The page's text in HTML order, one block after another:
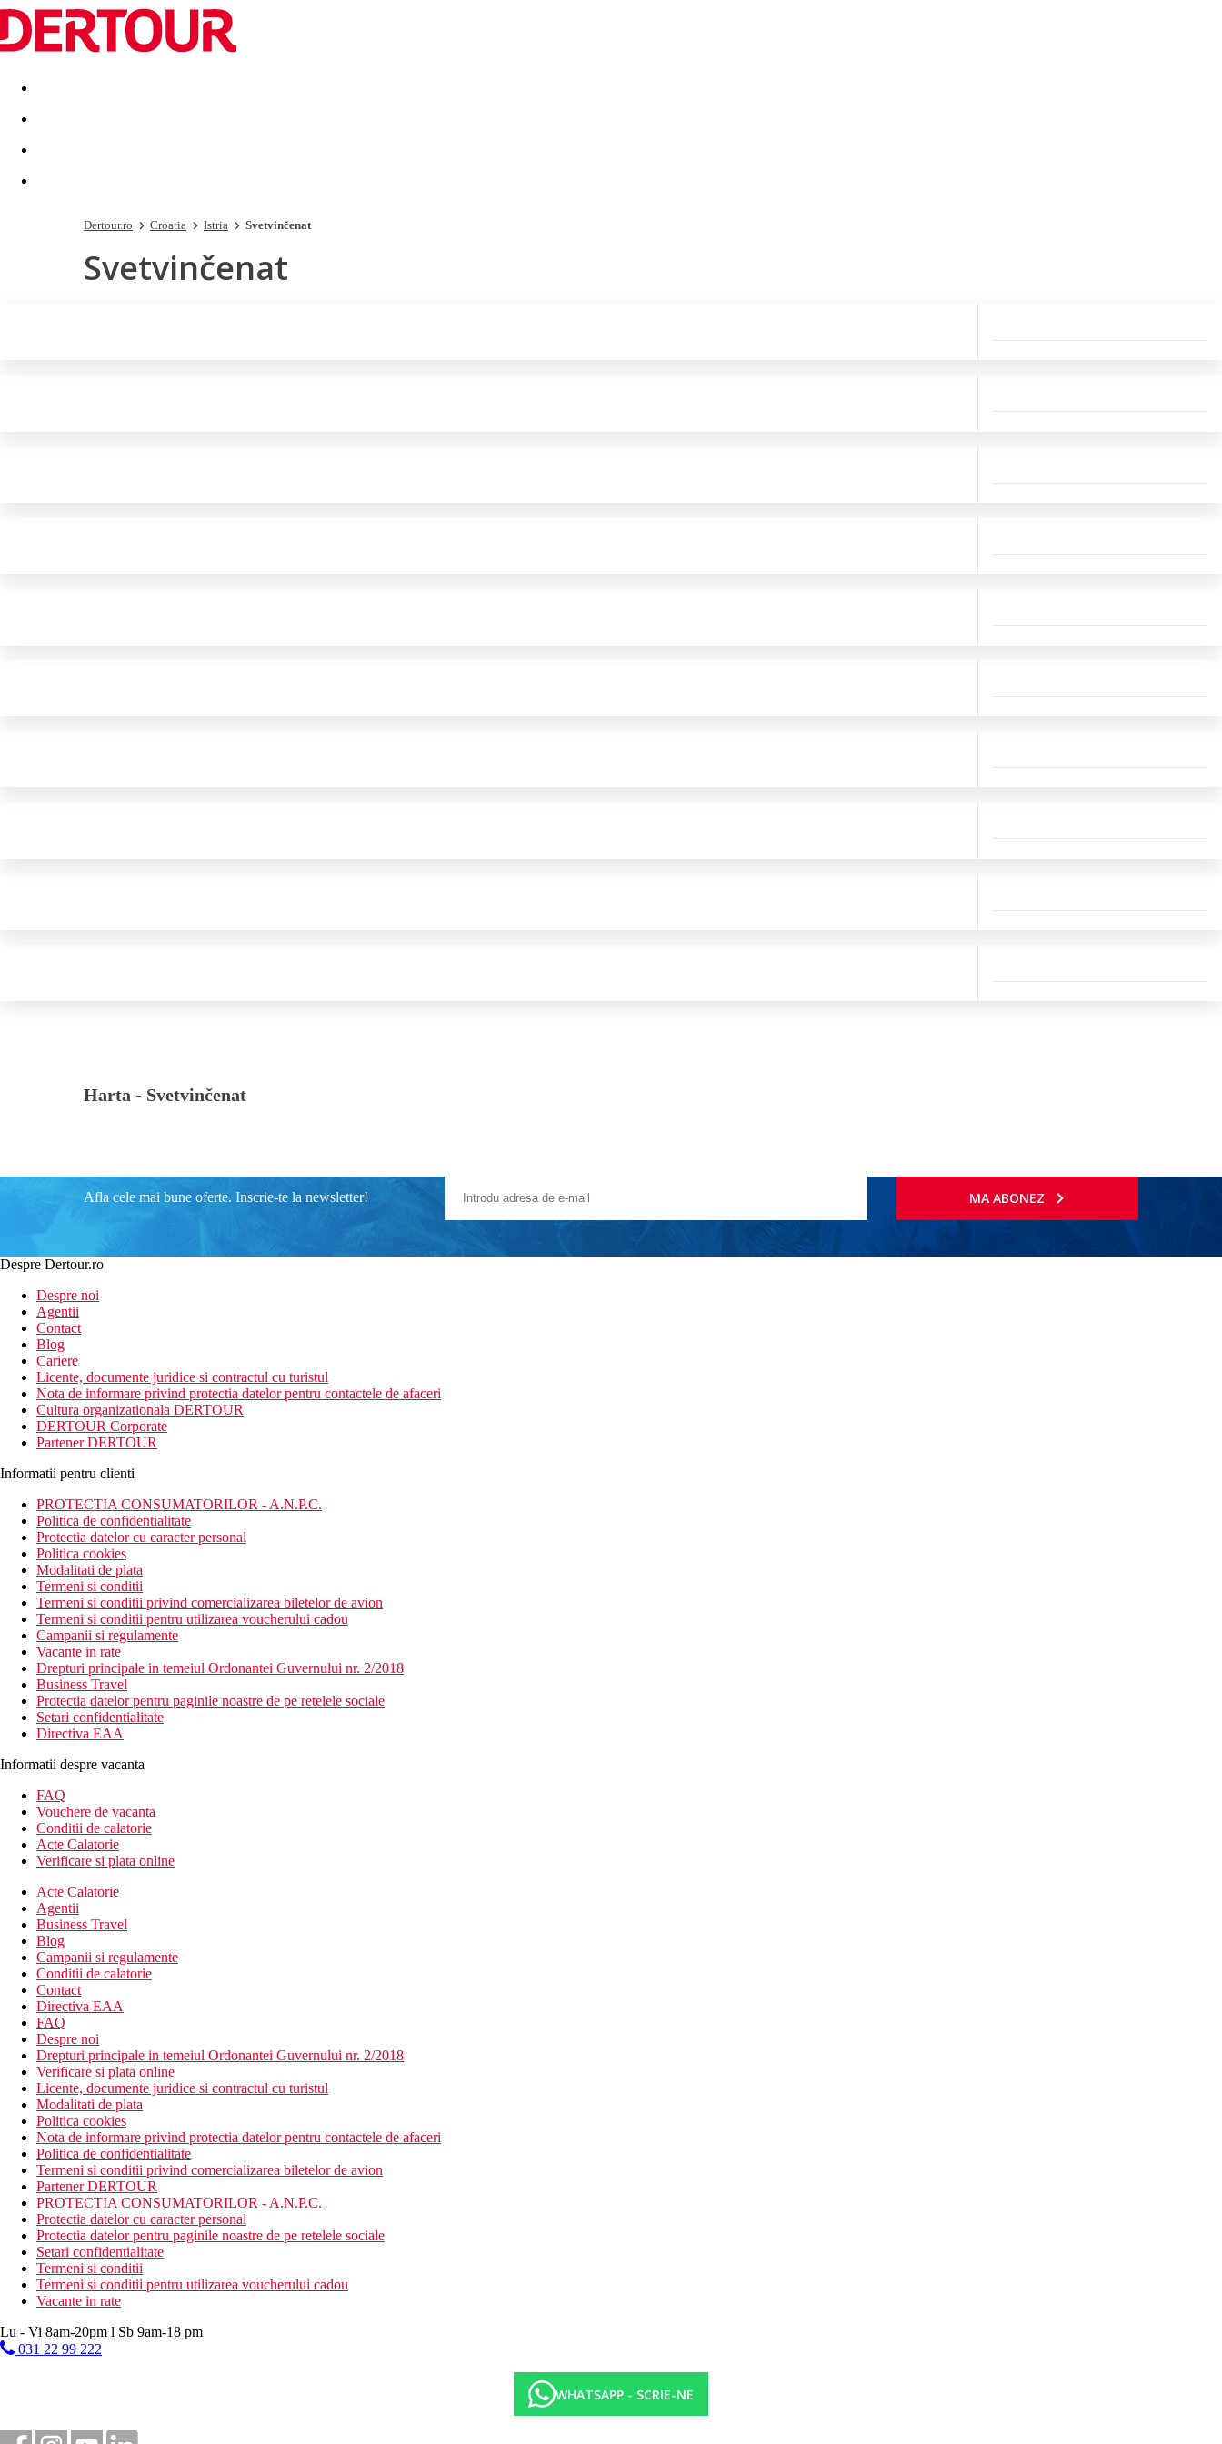
Destinatii Vacanta perfecta OFERTE DE NERATAT
Dertour.ro Croatia Istria Svetvinčenat
Svetvinčenat
Harta - Svetvinčenat
Afla cele mai bune oferte. Inscrie-te la newsletter! MA ABONEZ
Despre Dertour.ro
Despre noi
Agentii
Contact
Blog
Cariere
Licente, documente juridice si contractul cu turistul
Nota de informare privind protectia datelor pentru contactele de afaceri
Cultura organizationala DERTOUR
DERTOUR Corporate
Partener DERTOUR
Informatii pentru clienti
PROTECTIA CONSUMATORILOR - A.N.P.C.
Politica de confidentialitate
Protectia datelor cu caracter personal
Politica cookies
Modalitati de plata
Termeni si conditii
Termeni si conditii privind comercializarea biletelor de avion
Termeni si conditii pentru utilizarea voucherului cadou
Campanii si regulamente
Vacante in rate
Drepturi principale in temeiul Ordonantei Guvernului nr. 2/2018
Business Travel
Protectia datelor pentru paginile noastre de pe retelele sociale
Setari confidentialitate
Directiva EAA
Informatii despre vacanta
FAQ
Vouchere de vacanta
Conditii de calatorie
Acte Calatorie
Verificare si plata online
Acte Calatorie
Agentii
Business Travel
Blog
Campanii si regulamente
Conditii de calatorie
Contact
Directiva EAA
FAQ
Despre noi
Drepturi principale in temeiul Ordonantei Guvernului nr. 2/2018
Verificare si plata online
Licente, documente juridice si contractul cu turistul
Modalitati de plata
Politica cookies
Nota de informare privind protectia datelor pentru contactele de afaceri
Politica de confidentialitate
Termeni si conditii privind comercializarea biletelor de avion
Partener DERTOUR
PROTECTIA CONSUMATORILOR - A.N.P.C.
Protectia datelor cu caracter personal
Protectia datelor pentru paginile noastre de pe retelele sociale
Setari confidentialitate
Termeni si conditii
Termeni si conditii pentru utilizarea voucherului cadou
Vacante in rate
Lu - Vi 8am-20pm l Sb 9am-18 pm
031 22 99 222
WHATSAPP - SCRIE-NE